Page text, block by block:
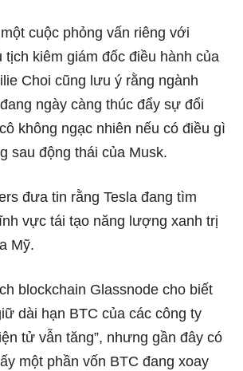
cuộc phỏng vấn riêng với
tịch kiêm giám đốc điều hành của
Choi cũng lưu ý rằng ngành
ngày càng thúc đẩy sự đổi
không ngạc nhiên nếu có điều gì
sau động thái của Musk.
đưa tin rằng Tesla đang tìm
vực tái tạo năng lượng xanh trị
Mỹ.
blockchain Glassnode cho biết
dài hạn BTC của các công ty
tử vẫn tăng”, nhưng gần đây có
một phần vốn BTC đang xoay